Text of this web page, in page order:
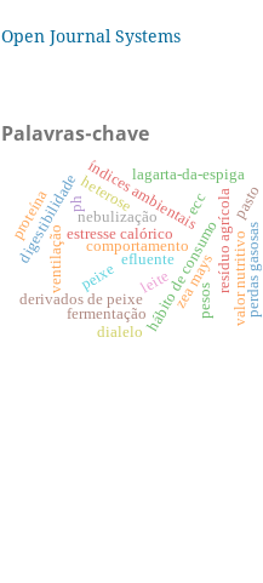
Open Journal Systems
Palavras-chave
peixe
derivados de peixehábito de consumo
comportamento
estresse calórico
índices ambientais
nebulização
ventilação
digestibilidade efluente
fermentação
ph
proteína resíduo agrícola
lagarta-da-espiga
zea mays valor nutritivoperdas gasosas
pesos
pasto
leite
ecc
dialelo
heterose